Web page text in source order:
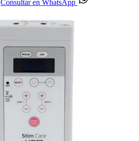
Consultar en WhatsApp